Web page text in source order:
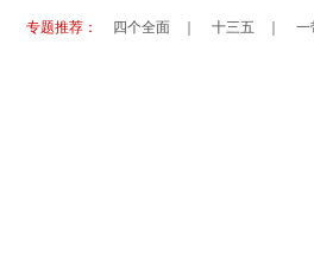
专题推荐： 四个全面 十三五 一
非盟、埃塞政府： 希望与中国